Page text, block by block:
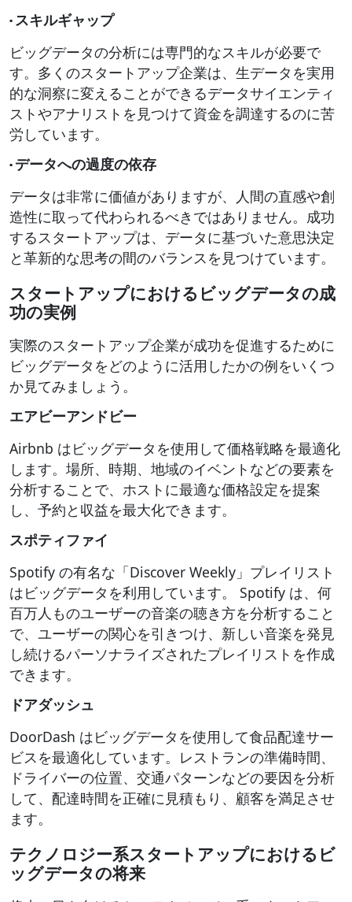
· スキルギャップ
ビッグデータの分析には専門的なスキルが必要で
す。多くのスタートアップ企業は、生データを実用
的な洞察に変えることができるデータサイエンティ
ストやアナリストを見つけて資金を調達するのに苦
労しています。
· データへの過度の依存
データは非常に価値がありますが、人間の直感や創
造性に取って代わられるべきではありません。成功
するスタートアップは、データに基づいた意思決定
と革新的な思考の間のバランスを見つけています。
スタートアップにおけるビッグデータの成
功の実例
実際のスタートアップ企業が成功を促進するために
ビッグデータをどのように活用したかの例をいくつ
か見てみましょう。
エアビーアンドビー
Airbnb はビッグデータを使用して価格戦略を最適化
します。場所、時期、地域のイベントなどの要素を
分析することで、ホストに最適な価格設定を提案
し、予約と収益を最大化できます。
スポティファイ
Spotify の有名な「Discover Weekly」プレイリスト
はビッグデータを利用しています。 Spotify は、何
百万人ものユーザーの音楽の聴き方を分析すること
で、ユーザーの関心を引きつけ、新しい音楽を発見
し続けるパーソナライズされたプレイリストを作成
できます。
ドアダッシュ
DoorDash はビッグデータを使用して食品配達サー
ビスを最適化しています。レストランの準備時間、
ドライバーの位置、交通パターンなどの要因を分析
して、配達時間を正確に見積もり、顧客を満足させ
ます。
テクノロジー系スタートアップにおけるビ
ッグデータの将来